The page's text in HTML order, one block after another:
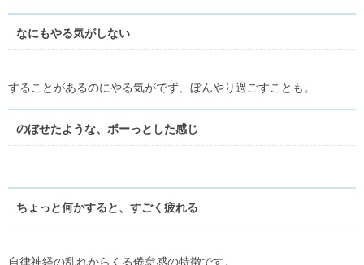
なにもやる気がしない
することがあるのにやる気がでず、ぼんやり過ごすことも。
のぼせたような、ボーっとした感じ
ちょっと何かすると、すごく疲れる
自律神経の乱れからくる倦怠感の特徴です。